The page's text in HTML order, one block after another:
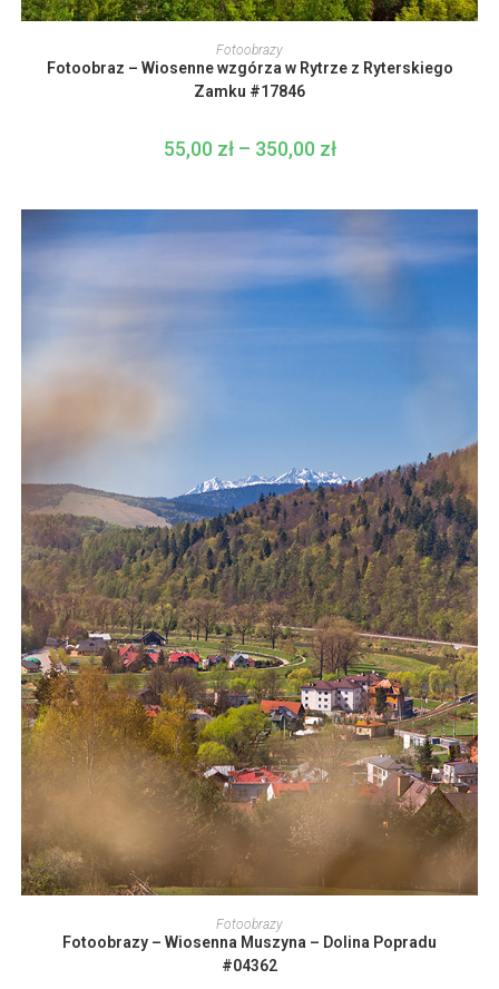
WYBIERZ OPCJE
produkt
ma
wiele
wariantów.
na
Fotoobrazy
Fotoobraz – Wiosenne wzgórza w Rytrze z Ryterskiego
Zamku #17846
55,00 zł – 350,00 złZakres
cen:
do
WYBIERZ OPCJE
produkt
ma
wiele
wariantów.
Fotoobrazy
Fotoobrazy – Wiosenna Muszyna – Dolina Popradu
#04362